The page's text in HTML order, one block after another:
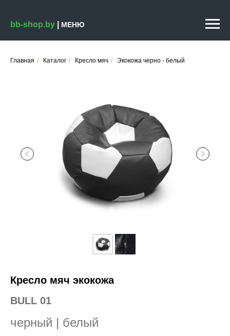
bb-shop.by МЕНЮ
Главная / Каталог / Кресло мяч / Экокожа черно - белый
Кресло мяч экокожа
BULL 01
черный | белый